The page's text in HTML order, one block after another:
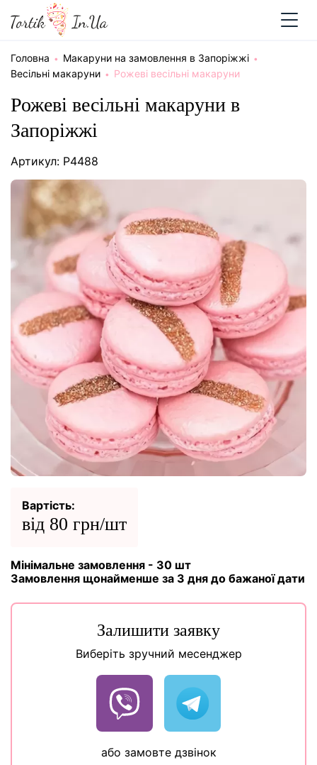
Головна
Макаруни на замовлення в Запоріжжі
Весільні макаруни
Рожеві весільні макаруни
Рожеві весільні макаруни в
Запоріжжі
Артикул: P4488
Вартість:
від 80 грн/шт
Мінімальне замовлення - 30 шт
Замовлення щонайменше за 3 дня до бажаної дати
Залишити заявку
Виберіть зручний месенджер
або замовте дзвінок